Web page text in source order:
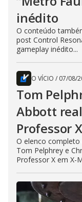
inédito
O conteúdo
post Control
gameplay inédito...
O VÍCIO / 07/08/
Tom
Abbott
Professor
O elenco
Tom Pelphrey e
Professor X em X-